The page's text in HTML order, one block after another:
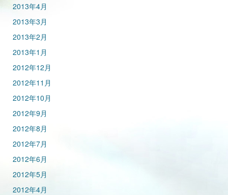
2013年4月
2013年3月
2013年2月
2013年1月
2012年12月
2012年11月
2012年10月
2012年9月
2012年8月
2012年7月
2012年6月
2012年5月
2012年4月